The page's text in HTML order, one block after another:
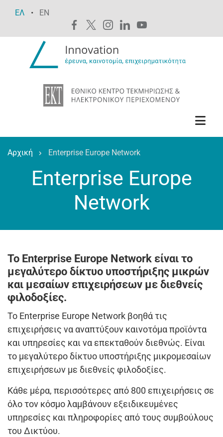
περιεχόμενο
ΕΛ EN
Breadcrumb
Αρχική Enterprise Europe Network
Enterprise Europe
Network
Το Enterprise Europe Network είναι το
μεγαλύτερο δίκτυο υποστήριξης μικρών
και μεσαίων επιχειρήσεων με διεθνείς
φιλοδοξίες.
Το Enterprise Europe Network βοηθά τις
επιχειρήσεις να αναπτύξουν καινοτόμα προϊόντα
και υπηρεσίες και να επεκταθούν διεθνώς. Είναι
το μεγαλύτερο δίκτυο υποστήριξης μικρομεσαίων
επιχειρήσεων με διεθνείς φιλοδοξίες.
Κάθε μέρα, περισσότερες από 800 επιχειρήσεις σε
όλο τον κόσμο λαμβάνουν εξειδικευμένες
υπηρεσίες και πληροφορίες από τους συμβούλους
του Δικτύου.